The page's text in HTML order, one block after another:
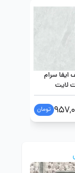
سرام
لایت
رستیک 40 در 40 طوسی
تومان